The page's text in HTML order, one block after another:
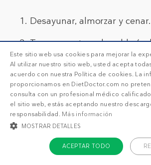
Desayunar, almorzar y cenar.
Tomar una taza de caldo
Este sitio web usa cookies para mejorar la
Al utilizar nuestro sitio web, usted acepta
acuerdo con nuestra Política de cookies. La
proporcionamos en DietDoctor.com no
consulta con un profesional médico
el sitio web, estás aceptando nuestro
responsabilidad. Más información
MOSTRAR DETALLES
ACEPTAR TODO